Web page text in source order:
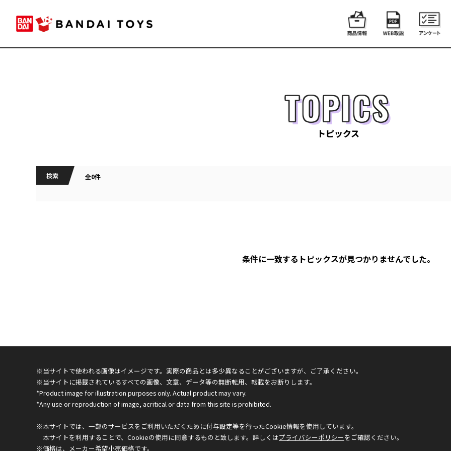
TOPICS
トピックス
検索 全0件
条件に一致するトピックスが見つかりませんでした。
※当サイトで使われる画像はイメージです。実際の商品とは多少異なることがございますが、ご了承ください。
※当サイトに掲載されているすべての画像、文章、データ等の無断転用、転載をお断りします。
*Product image for illustration purposes only. Actual product may vary.
*Any use or reproduction of image, acritical or data from this site is prohibited.
※本サイトでは、一部のサービスをご利用いただくために付与設定等を行ったCookie情報を使用しています。
本サイトを利用することで、Cookieの使用に同意するものと致します。詳しくはプライバシーポリシーをご確認ください。
※価格は、メーカー希望小売価格です。